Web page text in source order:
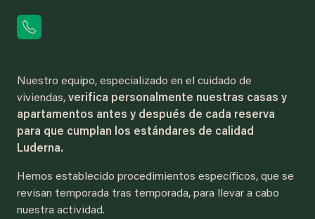
Nuestro equipo, especializado en el cuidado de
viviendas, verifica personalmente nuestras casas y
apartamentos antes y después de cada reserva
para que cumplan los estándares de calidad
Luderna.
Hemos establecido procedimientos específicos, que se
revisan temporada tras temporada, para llevar a cabo
nuestra actividad.